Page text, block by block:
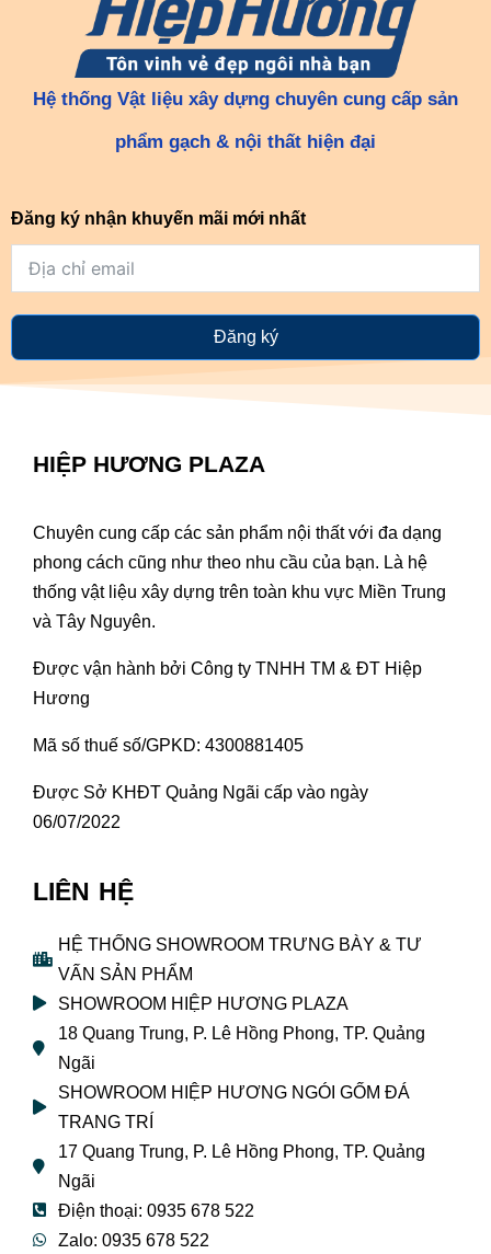
Hệ thống Vật liệu xây dựng chuyên cung cấp sản
phẩm gạch & nội thất hiện đại
Đăng ký nhận khuyến mãi mới nhất
Đăng ký
HIỆP HƯƠNG PLAZA
Chuyên cung cấp các sản phẩm nội thất với đa dạng
phong cách cũng như theo nhu cầu của bạn. Là hệ
thống vật liệu xây dựng trên toàn khu vực Miền Trung
và Tây Nguyên.
Được vận hành bởi Công ty TNHH TM & ĐT Hiệp
Hương
Mã số thuế số/GPKD: 4300881405
Được Sở KHĐT Quảng Ngãi cấp vào ngày
06/07/2022
LIÊN HỆ
HỆ THỐNG SHOWROOM TRƯNG BÀY & TƯ
VẤN SẢN PHẨM
SHOWROOM HIỆP HƯƠNG PLAZA
18 Quang Trung, P. Lê Hồng Phong, TP. Quảng
Ngãi
SHOWROOM HIỆP HƯƠNG NGÓI GỐM ĐÁ
TRANG TRÍ
17 Quang Trung, P. Lê Hồng Phong, TP. Quảng
Ngãi
Điện thoại: 0935 678 522
Zalo: 0935 678 522